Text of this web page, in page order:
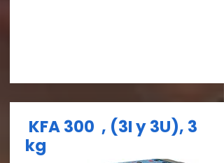
KFA 300 , (3I y 3U), 3
kg